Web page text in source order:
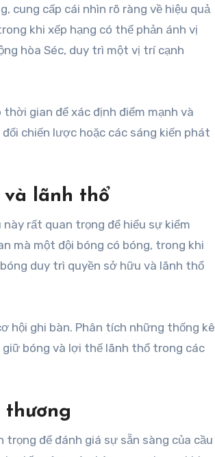
cung cấp cái nhìn rõ ràng về hiệu quả
khi xếp hạng có thể phản ánh vị
hòa Séc, duy trì một vị trí cạnh
gian để xác định điểm mạnh và
chiến lược hoặc các sáng kiến phát
và lãnh thổ
rất quan trọng để hiểu sự kiểm
mà một đội bóng có bóng, trong khi
duy trì quyền sở hữu và lãnh thổ
hội ghi bàn. Phân tích những thống kê
giữ bóng và lợi thế lãnh thổ trong các
thương
để đánh giá sự sẵn sàng của cầu